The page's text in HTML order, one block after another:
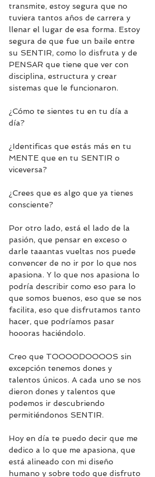
transmite, estoy segura que no
tuviera tantos años de carrera y
llenar el lugar de esa forma. Estoy
segura de que fue un baile entre
su SENTIR, como lo disfruta y de
PENSAR que tiene que ver con
disciplina, estructura y crear
sistemas que le funcionaron.
¿Cómo te sientes tu en tu día a
día?
¿Identificas que estás más en tu
MENTE que en tu SENTIR o
viceversa?
¿Crees que es algo que ya tienes
consciente?
Por otro lado, está el lado de la
pasión, que pensar en exceso o
darle taaantas vueltas nos puede
convencer de no ir por lo que nos
apasiona. Y lo que nos apasiona lo
podría describir como eso para lo
que somos buenos, eso que se nos
facilita, eso que disfrutamos tanto
hacer, que podríamos pasar
hoooras haciéndolo.
Creo que TOOOODOOOOS sin
excepción tenemos dones y
talentos únicos. A cada uno se nos
dieron dones y talentos que
podemos ir descubriendo
permitiéndonos SENTIR.
Hoy en día te puedo decir que me
dedico a lo que me apasiona, que
está alineado con mi diseño
humano y sobre todo que disfruto